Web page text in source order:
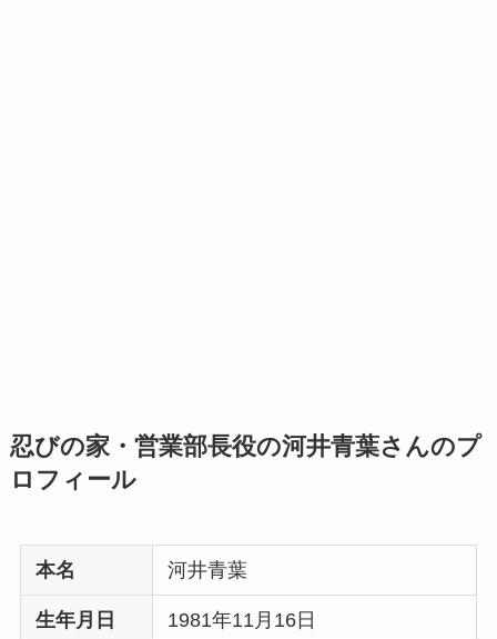
忍びの家・営業部長役の河井青葉さんのプ
ロフィール
本名 河井青葉
生年月日 1981年11月16日